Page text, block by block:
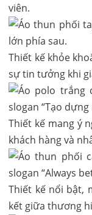
viên.
Thiết kế khỏe
sự tin tưởng khi
Thiết kế mang ý
khách hàng và
Thiết kế nổi bật,
kết giữa thương